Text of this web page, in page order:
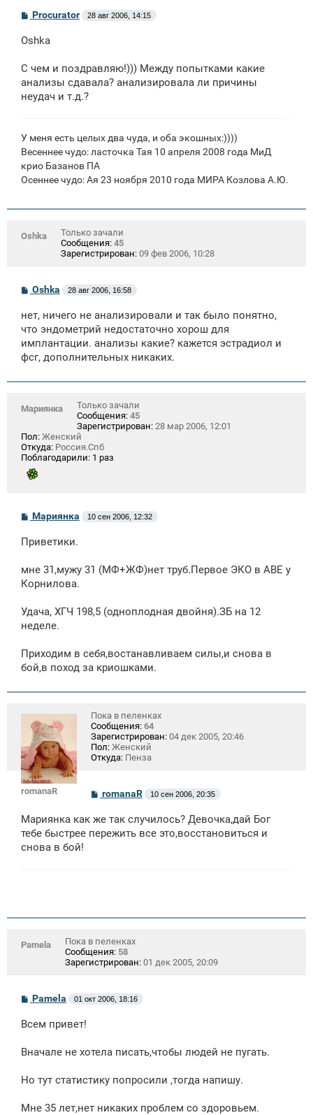
С
б
н
и
Procurator 28 авг 2006, 14:15
Oshka
С чем и поздравляю!))) Между попытками какие
анализы сдавала? анализировала ли причины
неудач и т.д.?
У меня есть целых два чуда, и оба экошных:))))
Весеннее чудо: ласточка Тая 10 апреля 2008 года МиД
крио Базанов ПА
Осеннее чудо: Ая 23 ноября 2010 года МИРА Козлова А.Ю.
Oshka
Только зачали
Сообщения: 45
Зарегистрирован: 09 фев 2006, 10:28
С
б
щ
н
и
Oshka 28 авг 2006, 16:58
нет, ничего не анализировали и так было понятно,
что эндометрий недостаточно хорош для
имплантации. анализы какие? кажется эстрадиол и
фсг, дополнительных никаких.
Мариянка
Только зачали
Сообщения: 45
Зарегистрирован: 28 мар 2006, 12:01
Пол: Женский
Откуда: Россия.Спб
Поблагодарили: 1 раз
С
б
н
и
Мариянка 10 сен 2006, 12:32
Приветики.
мне 31,мужу 31 (МФ+ЖФ)нет труб.Первое ЭКО в АВЕ у
Корнилова.
Удача, ХГЧ 198,5 (одноплодная двойня).ЗБ на 12
неделе.
Приходим в себя,востанавливаем силы,и снова в
бой,в поход за криошками.
romanaR
Пока в пеленках
Сообщения: 64
Зарегистрирован: 04 дек 2005, 20:46
Пол: Женский
Откуда: Пенза
С
б
щ
е
romanaR 10 сен 2006, 20:35
Мариянка как же так случилось? Девочка,дай Бог
тебе быстрее пережить все это,восстановиться и
снова в бой!
Pamela
Пока в пеленках
Сообщения: 58
Зарегистрирован: 01 дек 2005, 20:09
С
б
н
Pamela 01 окт 2006, 18:16
Всем привет!
Вначале не хотела писать,чтобы людей не пугать.
Но тут статистику попросили ,тогда напишу.
Мне 35 лет,нет никаких проблем со здоровьем.